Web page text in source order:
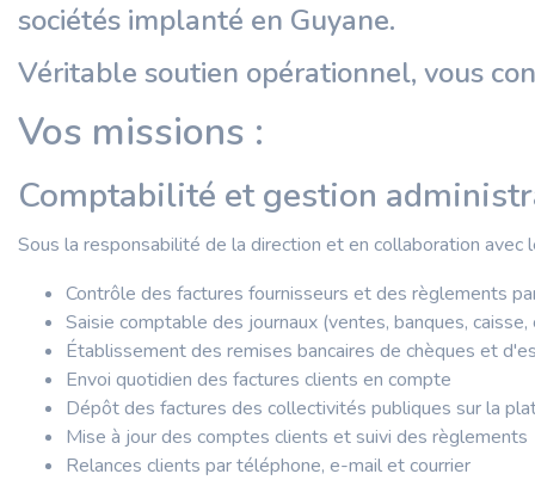
sociétés implanté en Guyane.
Véritable soutien opérationnel, vous
Vos missions :
Comptabilité et gestion
Sous la responsabilité de la direction et en collaboration
Contrôle des factures fournisseurs et des règlements
Saisie comptable des journaux (ventes, banques,
Établissement des remises bancaires de chèques et
Envoi quotidien des factures clients en compte
Dépôt des factures des collectivités publiques sur la
Mise à jour des comptes clients et suivi des règlements
Relances clients par téléphone, e-mail et courrier